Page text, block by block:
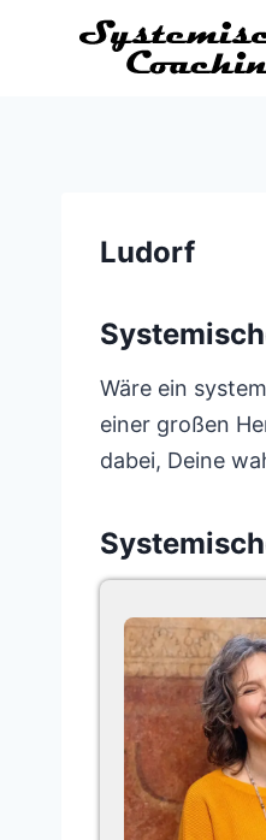
Ludorf
Wäre ein
einer großen
dabei, Deine